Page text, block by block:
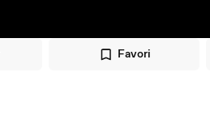
Favori